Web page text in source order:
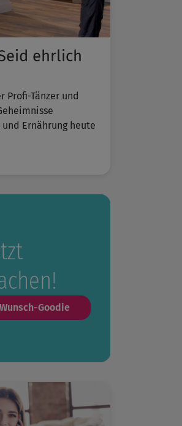
ehrlich
Profi-Tänzer und
Ernährung heute
Goodie